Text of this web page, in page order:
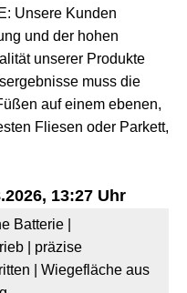
Unsere Kunden
und der hohen
unserer Produkte
muss die
auf einem ebenen,
Fliesen oder Parkett,
13:27 Uhr
Batterie |
| präzise
| Wiegefläche aus